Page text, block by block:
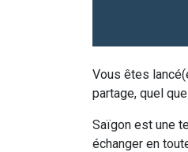
Vous êtes
partage, quel
Saïgon est une
échanger en